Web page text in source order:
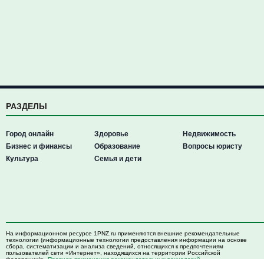
РАЗДЕЛЫ
Город онлайн
Бизнес и финансы
Культура
Здоровье
Образование
Семья и дети
Недвижимость
Вопросы юристу
На информационном ресурсе 1PNZ.ru применяются внешние рекомендательные
технологии (информационные технологии предоставления информации на основе
сбора, систематизации и анализа сведений, относящихся к предпочтениям
пользователей сети «Интернет», находящихся на территории Российской